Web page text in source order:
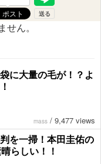
ん。
に大量の毛が！？よ
mass / 9,477 views
を一掃！本田圭佑の
らしい！！